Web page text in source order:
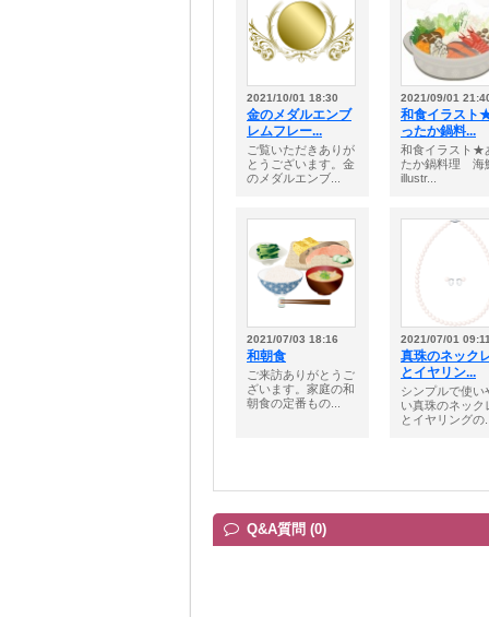
2021/10/01 18:30
金のメダルエンブ
レムフレー...
ご覧いただきありが
とうございます。金
のメダルエンブ...
2021/09/01
和食イラスト
ったか鍋料...
和食イラスト★
たか鍋料理 海
illustr...
2021/07/03 18:16
和朝食
ご来訪ありがとうご
ざいます。家庭の和
朝食の定番もの...
2021/07/01
真珠のネック
とイヤリン...
シンプルで使い
い真珠のネック
とイヤリングの
Q&A質問 (0)